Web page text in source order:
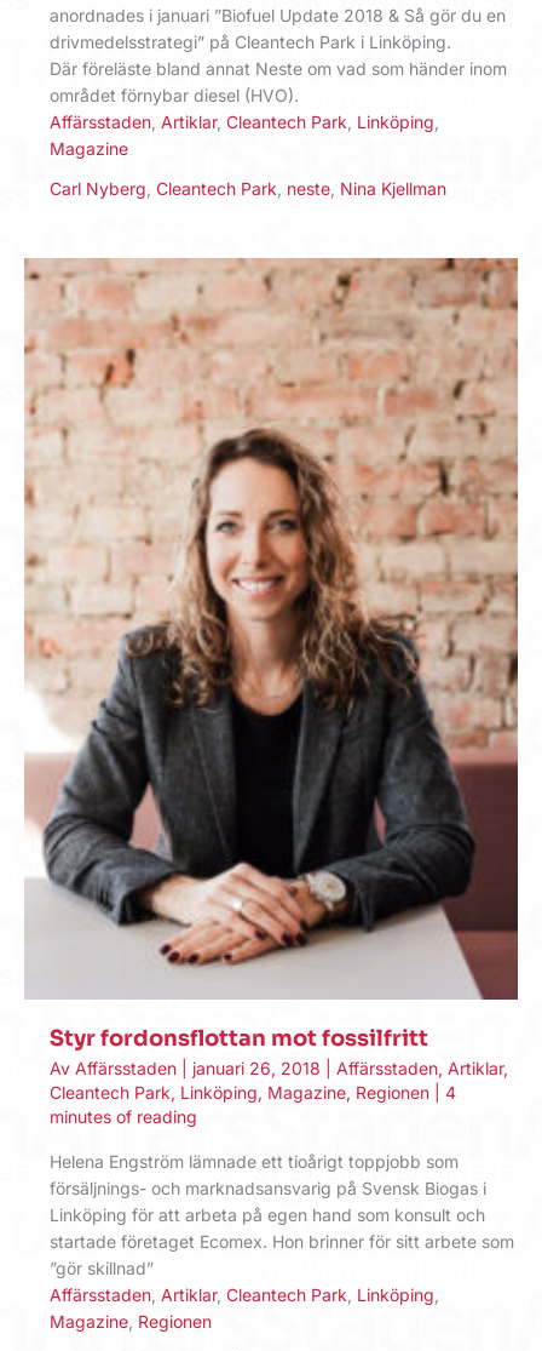
anordnades i januari ”Biofuel Update 2018 & Så gör du en
drivmedelsstrategi” på Cleantech Park i Linköping.
Där föreläste bland annat Neste om vad som händer inom
området förnybar diesel (HVO).
Affärsstaden Artiklar, Cleantech Park Linköping
Magazine
Carl Nyberg Cleantech Park neste Nina Kjellman
Styr fordonsflottan mot fossilfritt
Av Affärsstaden januari 26, 2018 Affärsstaden, Artiklar,
Cleantech Park, Linköping, Magazine, Regionen
4
minutes of reading
Helena Engström lämnade ett tioårigt toppjobb som
försäljnings- och marknadsansvarig på Svensk Biogas i
Linköping för att arbeta på egen hand som konsult och
startade företaget Ecomex. Hon brinner för sitt arbete som
”gör skillnad”
Affärsstaden, Artiklar, Cleantech Park, Linköping,
Magazine, Regionen